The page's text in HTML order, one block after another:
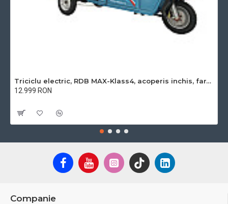
Triciclu electric, RDB MAX-Klass4, acoperis inchis, fara permis, 72V 32Ah, 4000W, 25km/h
12.999 RON
Companie